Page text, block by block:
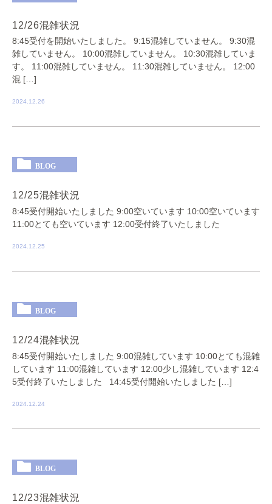
12/26混雑状況
8:45受付を開始いたしました。 9:15混雑していません。 9:30混
雑していません。 10:00混雑していません。 10:30混雑していま
す。 11:00混雑していません。 11:30混雑していません。 12:00
混 […]
2024.12.26
BLOG
12/25混雑状況
8:45受付開始いたしました 9:00空いています 10:00空いています
11:00とても空いています 12:00受付終了いたしました
2024.12.25
BLOG
12/24混雑状況
8:45受付開始いたしました 9:00混雑しています 10:00とても混雑
しています 11:00混雑しています 12:00少し混雑しています 12:4
5受付終了いたしました 14:45受付開始いたしました […]
2024.12.24
BLOG
12/23混雑状況